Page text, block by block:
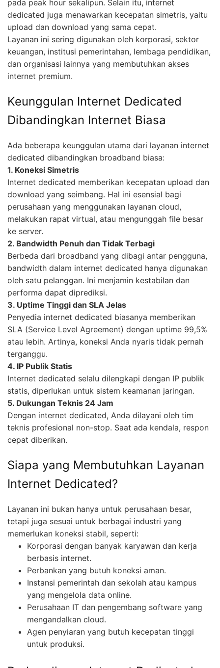
pada peak hour sekalipun. Selain itu, internet
dedicated juga menawarkan kecepatan simetris, yaitu
upload dan download yang sama cepat.
Layanan ini sering digunakan oleh korporasi, sektor
keuangan, institusi pemerintahan, lembaga pendidikan,
dan organisasi lainnya yang membutuhkan akses
internet premium.
Keunggulan Internet Dedicated
Dibandingkan Internet Biasa
Ada beberapa keunggulan utama dari layanan internet
dedicated dibandingkan broadband biasa:
1. Koneksi Simetris
Internet dedicated memberikan kecepatan upload dan
download yang seimbang. Hal ini esensial bagi
perusahaan yang menggunakan layanan cloud,
melakukan rapat virtual, atau mengunggah file besar
ke server.
2. Bandwidth Penuh dan Tidak Terbagi
Berbeda dari broadband yang dibagi antar pengguna,
bandwidth dalam internet dedicated hanya digunakan
oleh satu pelanggan. Ini menjamin kestabilan dan
performa dapat diprediksi.
3. Uptime Tinggi dan SLA Jelas
Penyedia internet dedicated biasanya memberikan
SLA (Service Level Agreement) dengan uptime 99,5%
atau lebih. Artinya, koneksi Anda nyaris tidak pernah
terganggu.
4. IP Publik Statis
Internet dedicated selalu dilengkapi dengan IP publik
statis, diperlukan untuk sistem keamanan jaringan.
5. Dukungan Teknis 24 Jam
Dengan internet dedicated, Anda dilayani oleh tim
teknis profesional non-stop. Saat ada kendala, respon
cepat diberikan.
Siapa yang Membutuhkan Layanan
Internet Dedicated?
Layanan ini bukan hanya untuk perusahaan besar,
tetapi juga sesuai untuk berbagai industri yang
memerlukan koneksi stabil, seperti:
Korporasi dengan banyak karyawan dan kerja
berbasis internet.
Perbankan yang butuh koneksi aman.
Instansi pemerintah dan sekolah atau kampus
yang mengelola data online.
Perusahaan IT dan pengembang software yang
mengandalkan cloud.
Agen penyiaran yang butuh kecepatan tinggi
untuk produksi.